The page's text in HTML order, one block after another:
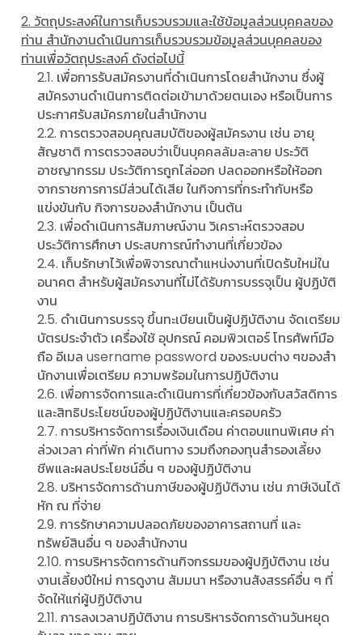
2. วัตถุประสงค์ในการเก็บรวบรวมและใช้ข้อมูลส่วนบุคคลของ
ท่าน สํานักงานดําเนินการเก็บรวบรวมข้อมูลส่วนบุคคลของ
ท่านเพื่อวัตถุประสงค์ ดังต่อไปนี้
2.1. เพื่อการรับสมัครงานที่ดําเนินการโดยสํานักงาน ซึ่งผู้
สมัครงานดําเนินการติดต่อเข้ามาด้วยตนเอง หรือเป็นการ
ประกาศรับสมัครภายในสํานักงาน
2.2. การตรวจสอบคุณสมบัติของผู้สมัครงาน เช่น อายุ
สัญชาติ การตรวจสอบว่าเป็นบุคคลล้มละลาย ประวัติ
อาชญากรรม ประวัติการถูกไล่ออก ปลดออกหรือให้ออก
จากราชการการมีส่วนได้เสีย ในกิจการที่กระทํากับหรือ
แข่งขันกับ กิจการของสํานักงาน เป็นต้น
2.3. เพื่อดําเนินการสัมภาษณ์งาน วิเคราะห์ตรวจสอบ
ประวัติการศึกษา ประสบการณ์ทํางานที่เกี่ยวข้อง
2.4. เก็บรักษาไว้เพื่อพิจารณาตําแหน่งงานที่เปิดรับใหม่ใน
อนาคต สําหรับผู้สมัครงานที่ไม่ได้รับการบรรจุเป็น ผู้ปฏิบัติ
งาน
2.5. ดําเนินการบรรจุ ขึ้นทะเบียนเป็นผู้ปฏิบัติงาน จัดเตรียม
บัตรประจําตัว เครื่องใช้ อุปกรณ์ คอมพิวเตอร์ โทรศัพท์มือ
ถือ อีเมล username password ของระบบต่าง ๆของสํา
นักงานเพื่อเตรียม ความพร้อมในการปฏิบัติงาน
2.6. เพื่อการจัดการและดําเนินการที่เกี่ยวข้องกับสวัสดิการ
และสิทธิประโยชน์ของผู้ปฏิบัติงานและครอบครัว
2.7. การบริหารจัดการเรื่องเงินเดือน ค่าตอบแทนพิเศษ ค่า
ล่วงเวลา ค่าที่พัก ค่าเดินทาง รวมถึงกองทุนสํารองเลี้ยง
ชีพและผลประโยชน์อื่น ๆ ของผู้ปฏิบัติงาน
2.8. บริหารจัดการด้านภาษีของผู้ปฏิบัติงาน เช่น ภาษีเงินได้
หัก ณ ที่จ่าย
2.9. การรักษาความปลอดภัยของอาคารสถานที่ และ
ทรัพย์สินอื่น ๆ ของสํานักงาน
2.10. การบริหารจัดการด้านกิจกรรมของผู้ปฏิบัติงาน เช่น
งานเลี้ยงปีใหม่ การดูงาน สัมมนา หรืองานสังสรรค์อื่น ๆ ที่
จัดให้แก่ผู้ปฏิบัติงาน
2.11. การลงเวลาปฏิบัติงาน การบริหารจัดการด้านวันหยุด